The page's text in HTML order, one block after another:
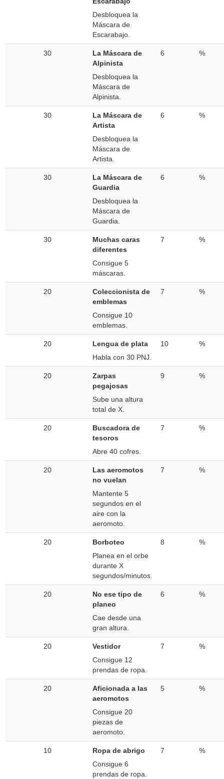
Desbloquea la
Máscara de
Escarabajo.
30
La Máscara de
Alpinista
Desbloquea la
Máscara de
Alpinista.
6 %
30
La Máscara de
Artista
Desbloquea la
Máscara de
Artista.
6 %
30
La Máscara de
Guardia
Desbloquea la
Máscara de
Guardia.
6 %
30
Muchas caras
diferentes
Consigue 5
máscaras.
7 %
20
Coleccionista de
emblemas
Consigue 10
emblemas.
7 %
20
Lengua de plata
Habla con 30 PNJ.
10 %
20
Zarpas
pegajosas
Sube una altura
total de X.
9 %
20
Buscadora de
tesoros
Abre 40 cofres.
7 %
20
Las aeromotos
no vuelan
Mantente 5
segundos en el
aire con la
aeromoto.
7 %
20
Borboteo
Planea en el orbe
durante X
segundos/minutos.
8 %
20
No ese tipo de
planeo
Cae desde una
gran altura.
6 %
20
Vestidor
Consigue 12
prendas de ropa.
7 %
20
Aficionada a las
aeromotos
Consigue 20
piezas de
aeromoto.
5 %
10
Ropa de abrigo
Consigue 6
prendas de ropa.
7 %